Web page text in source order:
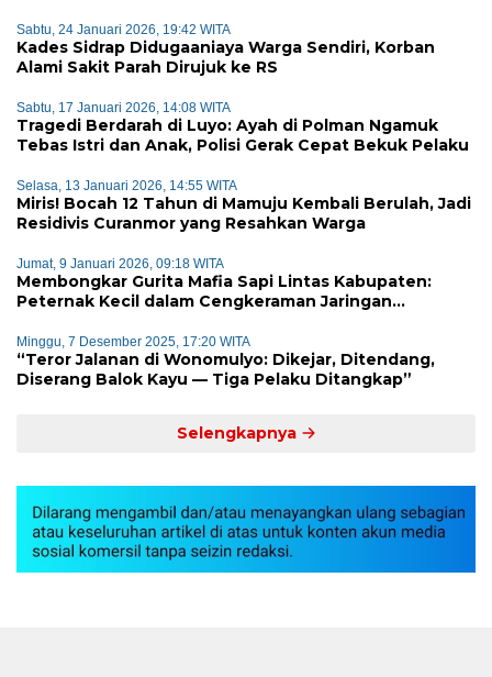
Sabtu, 24 Januari 2026, 19:42 WITA
Kades Sidrap Didugaaniaya Warga Sendiri, Korban
Alami Sakit Parah Dirujuk ke RS
Sabtu, 17 Januari 2026, 14:08 WITA
Tragedi Berdarah di Luyo: Ayah di Polman Ngamuk
Tebas Istri dan Anak, Polisi Gerak Cepat Bekuk Pelaku
Selasa, 13 Januari 2026, 14:55 WITA
Miris! Bocah 12 Tahun di Mamuju Kembali Berulah, Jadi
Residivis Curanmor yang Resahkan Warga
Jumat, 9 Januari 2026, 09:18 WITA
Membongkar Gurita Mafia Sapi Lintas Kabupaten:
Peternak Kecil dalam Cengkeraman Jaringan
Minggu, 7 Desember 2025, 17:20 WITA
“Teror Jalanan di Wonomulyo: Dikejar, Ditendang,
Diserang Balok Kayu — Tiga Pelaku Ditangkap”
Selengkapnya